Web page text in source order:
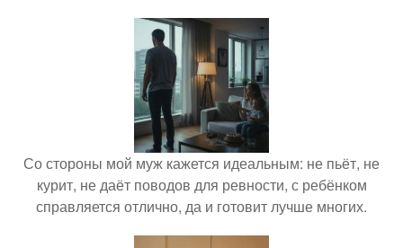
Со стороны мой муж кажется идеальным: не пьёт, не
курит, не даёт поводов для ревности, с ребёнком
справляется отлично, да и готовит лучше многих.